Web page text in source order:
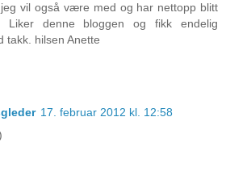
vil også være med og har nettopp blitt
Liker denne bloggen og fikk endelig
takk. hilsen Anette
17. februar 2012 kl. 12:58